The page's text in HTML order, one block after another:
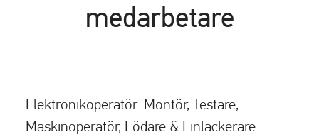
medarbetare
Elektronikoperatör: Montör, Testare,
Maskinoperatör, Lödare & Finlackerare